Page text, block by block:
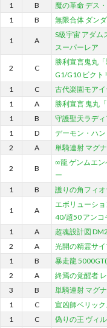
1
B 魔の革命 デス
1
B 無限合体 ダン
1 A
S級宇宙 アダム
スーパーレア
2 C
勝利宣言鬼丸
G1/G10 ビクト
1 C 古代楽園モアイ
1
A 勝利宣言 鬼丸
1
B 守護聖天ラディ
1
D デーモン・ハ
2
A 単騎連射 マグ
2 B
∞龍 ゲンムエン
ー
1 B 護りの角フィオ
1 A
エボリューシ
40/超50 アンコ
1 A 超魂設計図
2
A 光開の精霊サ
1
B 暴走龍
2
A 終焉の覚醒者
3
B 単騎連射 マグ
1
C 宣凶師ベリッ
1
C 偽りの王 ヴィ